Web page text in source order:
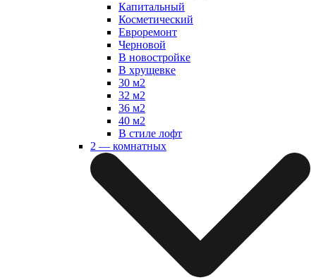
Капитальный
Косметический
Евроремонт
Черновой
В новостройке
В хрущевке
30 м2
32 м2
36 м2
40 м2
В стиле лофт
2 — комнатных